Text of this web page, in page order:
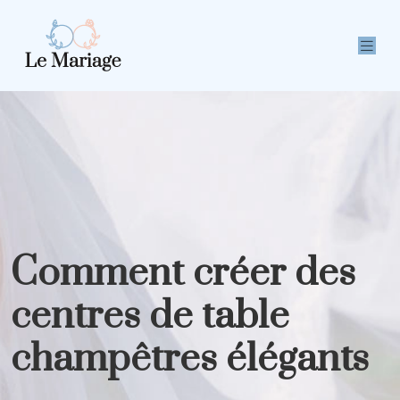
Comment créer des
centres de table
champêtres élégants